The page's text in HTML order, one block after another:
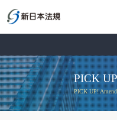
PICK
PICK UP!